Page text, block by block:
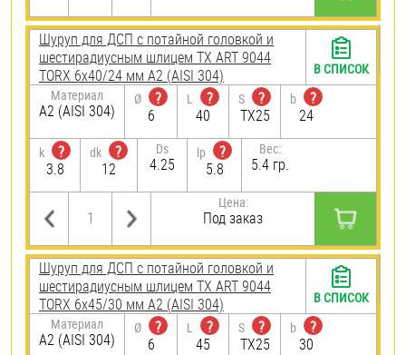
Шуруп для ДСП с потайной головкой и
шестирадиусным шлицем TX ART 9044
TORX 6х40/24 мм А2 (AISI 304)
Материал
А2 (AISI 304)
Ø
?
6
L
?
40
S
?
TX25
b
?
24
k
?
3.8
dk
?
12
Ds
4.25
lp
?
5.8
Вес:
5.4 гр.
Цена:
Под заказ
В СПИСОК
Шуруп для ДСП с потайной головкой и
шестирадиусным шлицем TX ART 9044
TORX 6х45/30 мм А2 (AISI 304)
Материал
А2 (AISI 304)
Ø
?
6
L
?
45
S
?
TX25
b
?
30
В СПИСОК